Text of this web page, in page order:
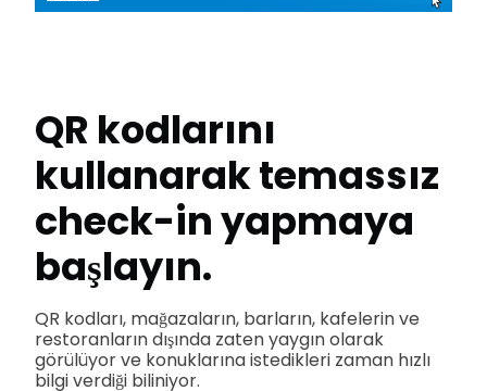
QR kodlarını
kullanarak temassız
check-in yapmaya
başlayın.
QR kodları, mağazaların, barların, kafelerin ve
restoranların dışında zaten yaygın olarak
görülüyor ve konuklarına istedikleri zaman hızlı
bilgi verdiği biliniyor.